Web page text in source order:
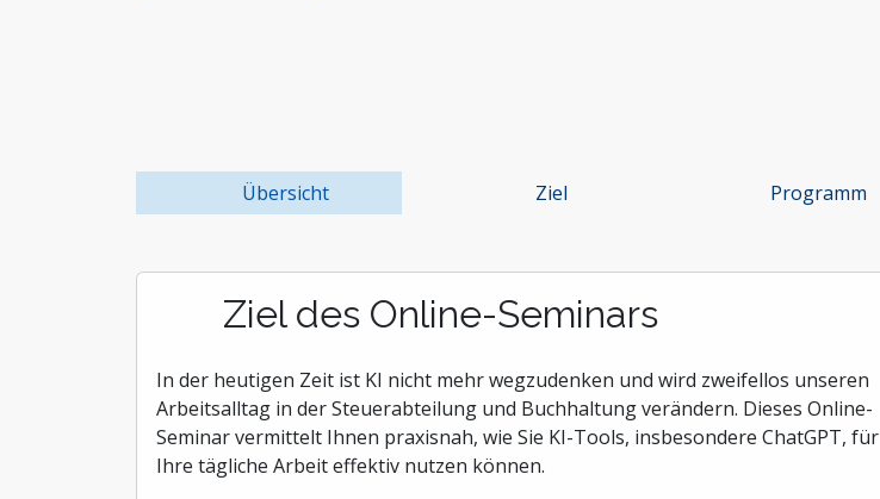
Übersicht Ziel Programm
Ziel des Online-Seminars
In der heutigen Zeit ist KI nicht mehr wegzudenken und wird zweifellos unseren
Arbeitsalltag in der Steuerabteilung und Buchhaltung verändern. Dieses Online-
Seminar vermittelt Ihnen praxisnah, wie Sie KI-Tools, insbesondere ChatGPT, für
Ihre tägliche Arbeit effektiv nutzen können.